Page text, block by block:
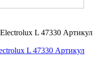
L 47330 Артикул